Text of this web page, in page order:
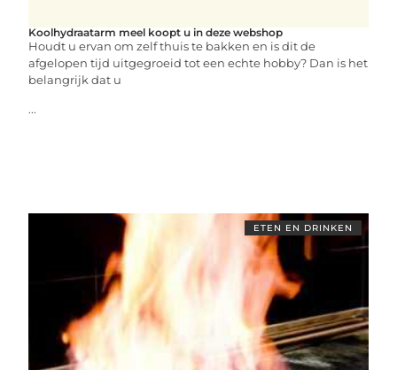
Koolhydraatarm meel koopt u in deze webshop
Houdt u ervan om zelf thuis te bakken en is dit de
afgelopen tijd uitgegroeid tot een echte hobby? Dan is het
belangrijk dat u
...
ETEN EN DRINKEN